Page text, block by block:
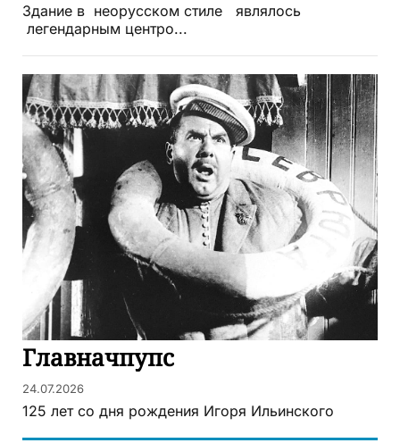
Здание в неорусском стиле являлось
легендарным центро...
Главначпупс
24.07.2026
125 лет со дня рождения Игоря Ильинского